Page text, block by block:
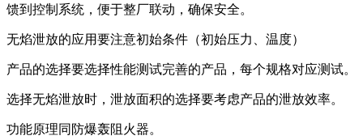
馈到控制系统，便于整厂联动，确保安全。
无焰泄放的应用要注意初始条件（初始压力、温度）
产品的选择要选择性能测试完善的产品，每个规格对应测试。
选择无焰泄放时，泄放面积的选择要考虑产品的泄放效率。
功能原理同防爆轰阻火器。